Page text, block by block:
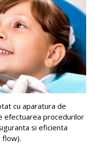
cu aparatura de
efectuarea procedurilor
si eficienta
flow).